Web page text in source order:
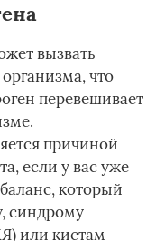
вызвать
что
перевешивает
причиной
если у вас уже
который
синдрому
или кистам